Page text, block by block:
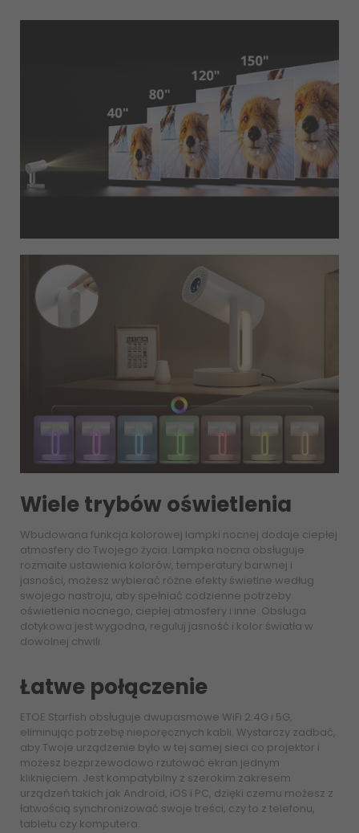
Wiele trybów oświetlenia
Wbudowana funkcja kolorowej lampki nocnej dodaje ciepłej
atmosfery do Twojego życia. Lampka nocna obsługuje
rozmaite ustawienia kolorów, temperatury barwnej i
jasności, możesz wybierać różne efekty świetlne według
swojego nastroju, aby spełniać codzienne potrzeby
oświetlenia nocnego, ciepłej atmosfery i inne. Obsługa
dotykowa jest wygodna, reguluj jasność i kolor światła w
dowolnej chwili.
Łatwe połączenie
ETOE Starfish obsługuje dwupasmowe WiFi 2.4G i 5G,
eliminując potrzebę nieporęcznych kabli. Wystarczy zadbać,
aby Twoje urządzenie było w tej samej sieci co projektor i
możesz bezprzewodowo rzutować ekran jednym
kliknięciem. Jest kompatybilny z szerokim zakresem
urządzeń takich jak Android, iOS i PC, dzięki czemu możesz z
łatwością synchronizować swoje treści, czy to z telefonu,
tabletu czy komputera.